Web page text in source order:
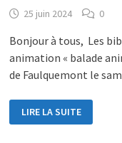
25 juin 2024 0
Bonjour à tous, Les
animation « balade
de Faulquemont le
UNE
BALADE,
ÇA
LIRE LA SUITE